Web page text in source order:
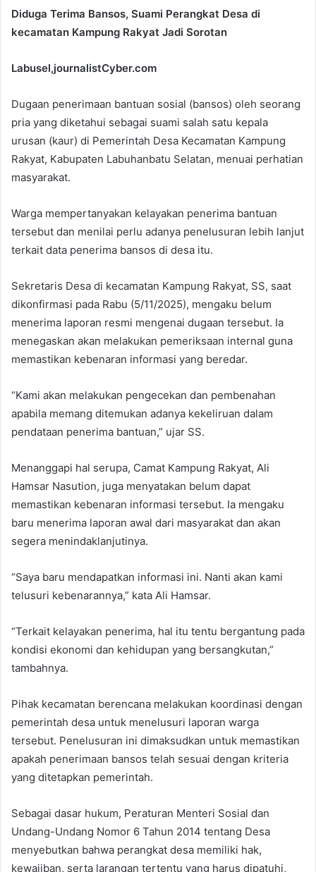
Diduga Terima Bansos, Suami Perangkat Desa di
kecamatan Kampung Rakyat Jadi Sorotan
Labusel,journalistCyber.com
Dugaan penerimaan bantuan sosial (bansos) oleh seorang
pria yang diketahui sebagai suami salah satu kepala
urusan (kaur) di Pemerintah Desa Kecamatan Kampung
Rakyat, Kabupaten Labuhanbatu Selatan, menuai perhatian
masyarakat.
Warga mempertanyakan kelayakan penerima bantuan
tersebut dan menilai perlu adanya penelusuran lebih lanjut
terkait data penerima bansos di desa itu.
Sekretaris Desa di kecamatan Kampung Rakyat, SS, saat
dikonfirmasi pada Rabu (5/11/2025), mengaku belum
menerima laporan resmi mengenai dugaan tersebut. Ia
menegaskan akan melakukan pemeriksaan internal guna
memastikan kebenaran informasi yang beredar.
“Kami akan melakukan pengecekan dan pembenahan
apabila memang ditemukan adanya kekeliruan dalam
pendataan penerima bantuan,” ujar SS.
Menanggapi hal serupa, Camat Kampung Rakyat, Ali
Hamsar Nasution, juga menyatakan belum dapat
memastikan kebenaran informasi tersebut. Ia mengaku
baru menerima laporan awal dari masyarakat dan akan
segera menindaklanjutinya.
“Saya baru mendapatkan informasi ini. Nanti akan kami
telusuri kebenarannya,” kata Ali Hamsar.
“Terkait kelayakan penerima, hal itu tentu bergantung pada
kondisi ekonomi dan kehidupan yang bersangkutan,”
tambahnya.
Pihak kecamatan berencana melakukan koordinasi dengan
pemerintah desa untuk menelusuri laporan warga
tersebut. Penelusuran ini dimaksudkan untuk memastikan
apakah penerimaan bansos telah sesuai dengan kriteria
yang ditetapkan pemerintah.
Sebagai dasar hukum, Peraturan Menteri Sosial dan
Undang-Undang Nomor 6 Tahun 2014 tentang Desa
menyebutkan bahwa perangkat desa memiliki hak,
kewajiban, serta larangan tertentu yang harus dipatuhi,